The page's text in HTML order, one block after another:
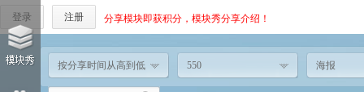
登录 注册 分享模块即获积分，模块秀分享介绍！
按分享时间从高到低 550 海报